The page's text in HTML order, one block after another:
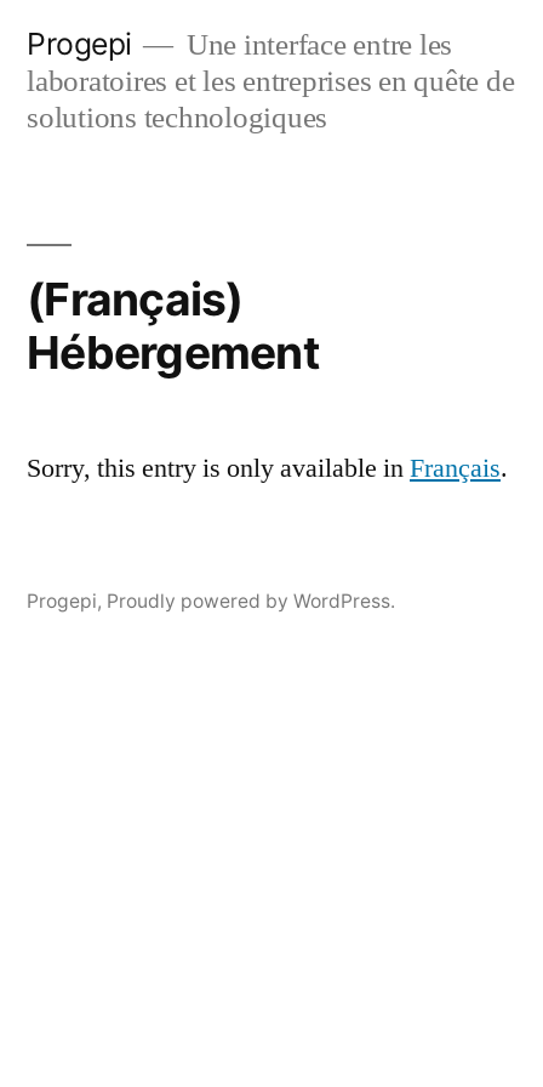
content
Progepi
Une interface entre les
laboratoires et les entreprises en quête de
solutions technologiques
(Français)
Hébergement
Sorry, this entry is only available inFrançais.
Progepi, Proudly powered by WordPress.